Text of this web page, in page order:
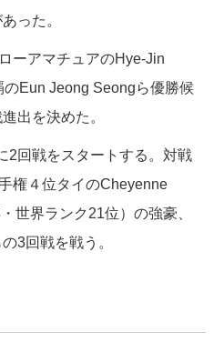
った。
ーアマチュアのHye-Jin
Eun Jeong Seongら優勝候
出を決めた。
2回戦をスタートする。対戦
権４位タイのCheyenne
世界ランク21位）の強豪、
3回戦を戦う。